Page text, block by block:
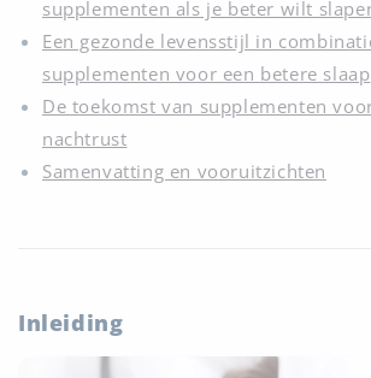
supplementen als je beter wilt
Een gezonde levensstijl in
supplementen voor een betere slaap
De toekomst van supplementen
nachtrust
Samenvatting en vooruitzichten
Inleiding